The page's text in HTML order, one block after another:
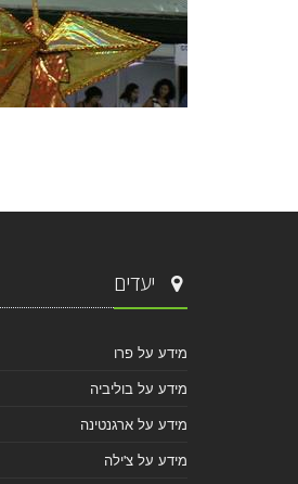
יעדים
מידע על פרו
מידע על בוליביה
מידע על ארגנטינה
מידע על צ'ילה